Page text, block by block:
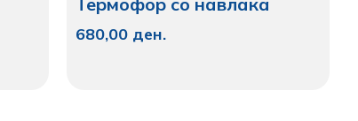
680,00 ден.